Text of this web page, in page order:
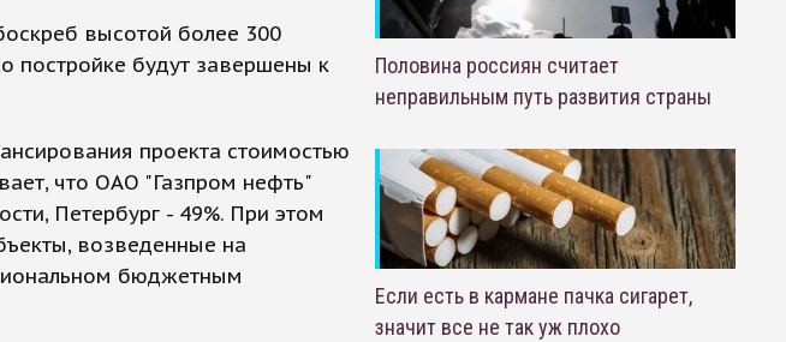
высотой более 300
постройке будут завершены к
проекта стоимостью
что ОАО "Газпром нефть"
Петербург - 49%. При этом
возведенные на
бюджетным
Половина россиян считает
неправильным путь развития страны
Если есть в кармане пачка сигарет,
значит все не так уж плохо